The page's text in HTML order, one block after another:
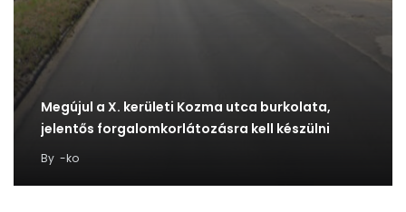
Megújul a X. kerületi Kozma utca burkolata,
jelentős forgalomkorlátozásra kell készülni
By -ko